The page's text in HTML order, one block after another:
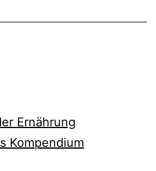
Ernährung
Kompendium